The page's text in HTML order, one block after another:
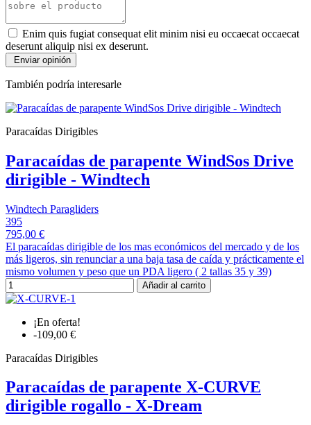
Enim quis fugiat consequat elit minim nisi eu occaecat occaecat
deserunt aliquip nisi ex deserunt.
También podría interesarle
Paracaídas Dirigibles
Paracaídas de parapente WindSos Drive
dirigible - Windtech
Windtech Paragliders
395
795,00 €
El paracaídas dirigible de los mas económicos del mercado y de los
más ligeros, sin renunciar a una baja tasa de caída y prácticamente el
mismo volumen y peso que un PDA ligero ( 2 tallas 35 y 39)
Añadir al carrito
¡En oferta!
-109,00 €
Paracaídas Dirigibles
Paracaídas de parapente X-CURVE
dirigible rogallo - X-Dream